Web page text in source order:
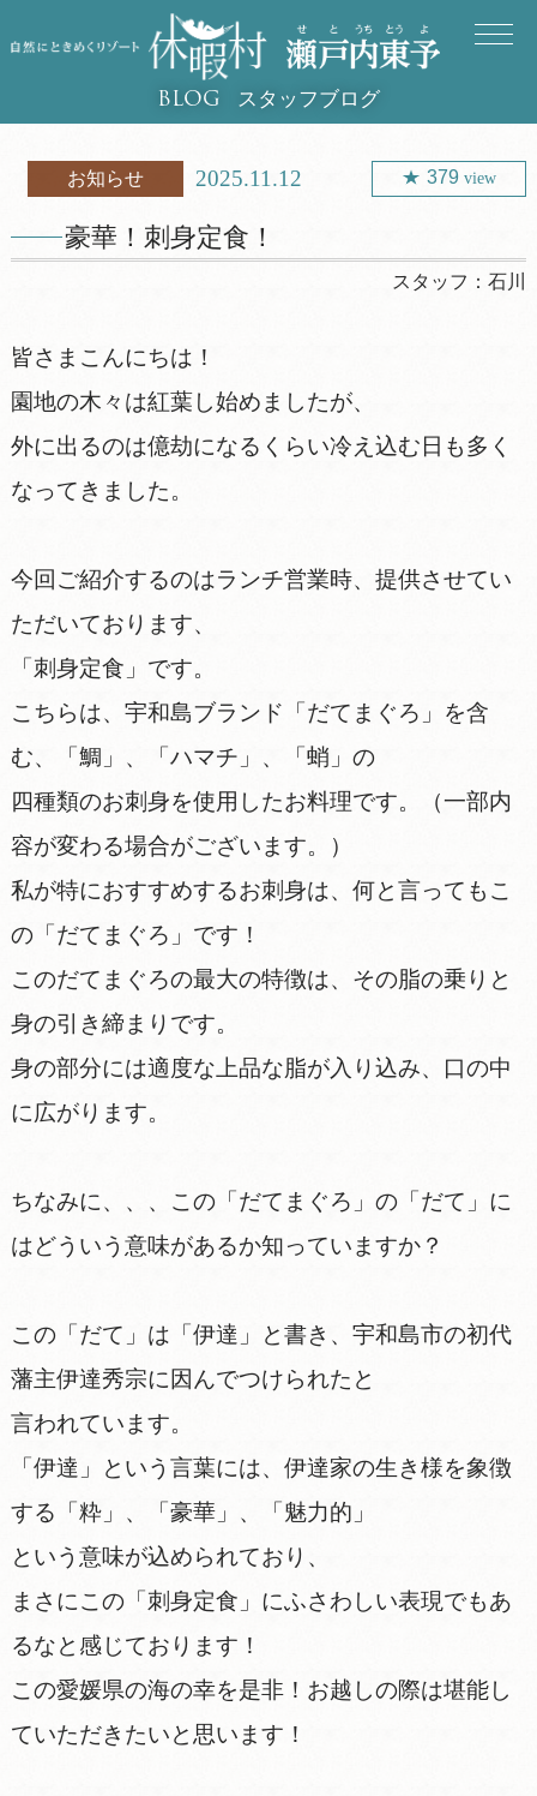
BLOG スタッフブログ
お知らせ 2025.11.12 379 view
豪華！刺身定食！
スタッフ：石川
皆さまこんにちは！
園地の木々は紅葉し始めましたが、
外に出るのは億劫になるくらい冷え込む日も多く
なってきました。
今回ご紹介するのはランチ営業時、提供させてい
ただいております、
「刺身定食」です。
こちらは、宇和島ブランド「だてまぐろ」を含
む、「鯛」、「ハマチ」、「蛸」の
四種類のお刺身を使用したお料理です。（一部内
容が変わる場合がございます。）
私が特におすすめするお刺身は、何と言ってもこ
の「だてまぐろ」です！
このだてまぐろの最大の特徴は、その脂の乗りと
身の引き締まりです。
身の部分には適度な上品な脂が入り込み、口の中
に広がります。
ちなみに、、、この「だてまぐろ」の「だて」に
はどういう意味があるか知っていますか？
この「だて」は「伊達」と書き、宇和島市の初代
藩主伊達秀宗に因んでつけられたと
言われています。
「伊達」という言葉には、伊達家の生き様を象徴
する「粋」、「豪華」、「魅力的」
という意味が込められており、
まさにこの「刺身定食」にふさわしい表現でもあ
るなと感じております！
この愛媛県の海の幸を是非！お越しの際は堪能し
ていただきたいと思います！